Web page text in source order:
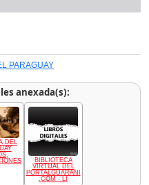
PARAGUAY
anexada(s):
DEL
BIBLIOTECA
VIRTUAL DEL
PORTALGUARANI
.COM - LI